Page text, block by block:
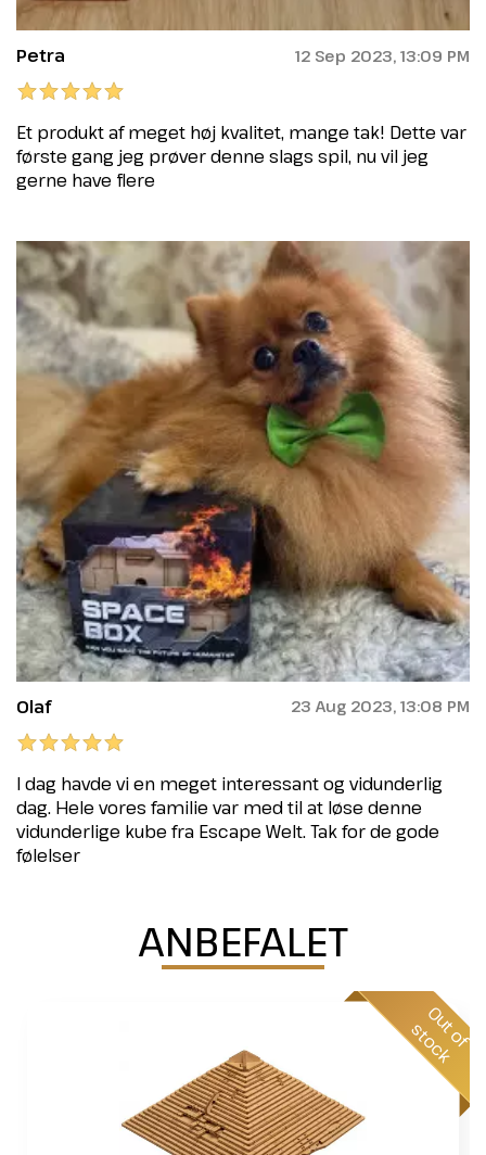
Petra 12 Sep 2023, 13:09 PM
Et produkt af meget høj kvalitet, mange tak! Dette var
første gang jeg prøver denne slags spil, nu vil jeg
gerne have flere
Olaf 23 Aug 2023, 13:08 PM
I dag havde vi en meget interessant og vidunderlig
dag. Hele vores familie var med til at løse denne
vidunderlige kube fra Escape Welt. Tak for de gode
følelser
ANBEFALET
O
u
t
o
f
s
t
o
c
k